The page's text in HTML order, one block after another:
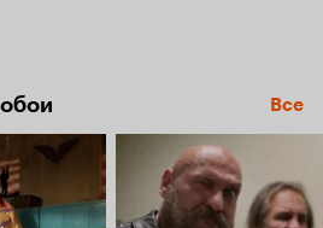
Все